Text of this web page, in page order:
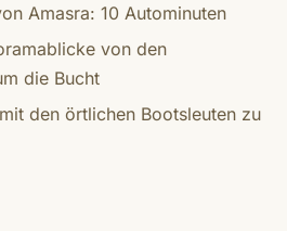
Amasra: 10 Autominuten
von den
die Bucht
den örtlichen Bootsleuten zu